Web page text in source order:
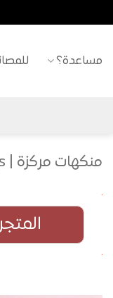
مساعدة؟
منكهات مركزة | Food Flavorings